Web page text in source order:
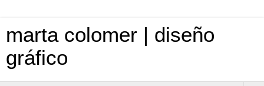
marta colomer | diseño
gráfico